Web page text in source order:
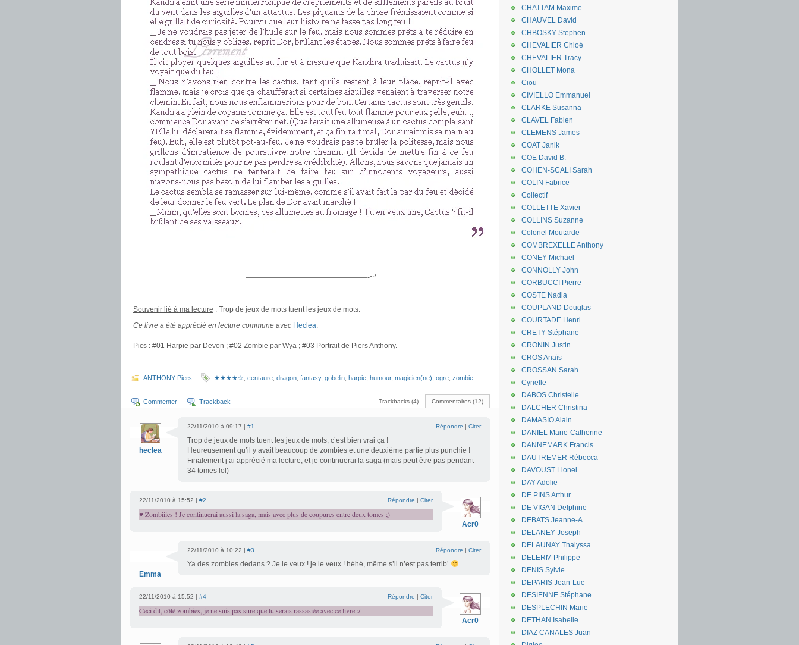
—————————————————-~*
Souvenir lié à ma lecture : Trop de jeux de mots tuent les jeux de mots.
Ce livre a été apprécié en lecture commune avec Heclea.
Pics : #01 Harpie par Devon ; #02 Zombie par Wya ; #03 Portrait de Piers Anthony.
ANTHONY Piers ★★★★☆ centaure dragon fantasy, gobelin harpie humour, magicien(ne) ogre zombie
Commentaires (12)
Trackbacks (4)
Commenter Trackback
heclea
22/11/2010 à 09:17 | #1 Répondre | Citer
Trop de jeux de mots tuent les jeux de mots, c’est bien vrai ça !
Heureusement qu’il y avait beaucoup de zombies et une deuxième partie plus punchie !
Finalement j’ai apprécié ma lecture, et je continuerai la saga (mais peut être pas pendant
34 tomes lol)
Acr0
22/11/2010 à 15:52 | #2 Répondre | Citer
♥ Zombiiies ! Je continuerai aussi la saga, mais avec plus de coupures entre deux tomes ;)
Emma
22/11/2010 à 10:22 | #3 Répondre | Citer
Ya des zombies dedans ? Je le veux ! je le veux ! héhé, même s’il n’est pas terrib’
Acr0
22/11/2010 à 15:52 | #4 Répondre | Citer
Ceci dit, côté zombies, je ne suis pas sûre que tu serais rassasiée avec ce livre :/
CHATTAM Maxime
CHAUVEL David
CHBOSKY Stephen
CHEVALIER Chloé
CHEVALIER Tracy
CHOLLET Mona
Ciou
CIVIELLO Emmanuel
CLARKE Susanna
CLAVEL Fabien
CLEMENS James
COAT Janik
COE David B.
COHEN-SCALI Sarah
COLIN Fabrice
Collectif
COLLETTE Xavier
COLLINS Suzanne
Colonel Moutarde
COMBREXELLE Anthony
CONEY Michael
CONNOLLY John
CORBUCCI Pierre
COSTE Nadia
COUPLAND Douglas
COURTADE Henri
CRETY Stéphane
CRONIN Justin
CROS Anaïs
CROSSAN Sarah
Cyrielle
DABOS Christelle
DALCHER Christina
DAMASIO Alain
DANIEL Marie-Catherine
DANNEMARK Francis
DAUTREMER Rébecca
DAVOUST Lionel
DAY Adolie
DE PINS Arthur
DE VIGAN Delphine
DEBATS Jeanne-A
DELANEY Joseph
DELAUNAY Thalyssa
DELERM Philippe
DENIS Sylvie
DEPARIS Jean-Luc
DESIENNE Stéphane
DESPLECHIN Marie
DETHAN Isabelle
DIAZ CANALES Juan